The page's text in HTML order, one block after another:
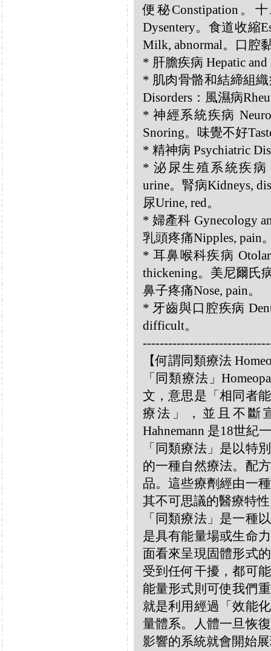
便秘Constipation。
Dysentery。食道收縮
Milk, abnormal。口腔
* 肝膽疾病 Hepatic
* 肌肉骨骼和結締組織
Disorders：風濕病
* 神經系統疾病
Snoring。味覺不好
* 精神病 Psychiatric
* 泌尿生殖系統疾病
urine。腎病Kidneys,
尿Urine, red。
* 婦產科 Gynecology
乳頭疼痛Nipples, pain
* 耳鼻喉科疾病
thickening。美尼爾氏
鼻子疼痛Nose, pain。
* 牙齒與口腔疾病
difficult。
【何謂同類療法
「同類療法」
文，意思是「相同者
療法」，並且不斷
Hahnemann 是18世紀
「同類療法」是以特
的一種自然療法。配
品。這些療劑經由一
其不可思議的醫療特
「同類療法」是一種
是具有能量場或生命
面看來呈現固體形式
受到任何干擾，都可
能量形式則可使我們
就是利用經過「效能
量體系。人體一旦恢
影響的系統就會開始